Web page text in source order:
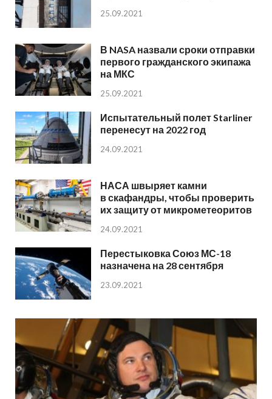
25.09.2021
В NASA назвали сроки отправки
первого гражданского экипажа
на МКС
25.09.2021
Испытательный полет Starliner
перенесут на 2022 год
24.09.2021
НАСА швыряет камни
в скафандры, чтобы проверить
их защиту от микрометеоритов
24.09.2021
Перестыковка Союз МС-18
назначена на 28 сентября
23.09.2021